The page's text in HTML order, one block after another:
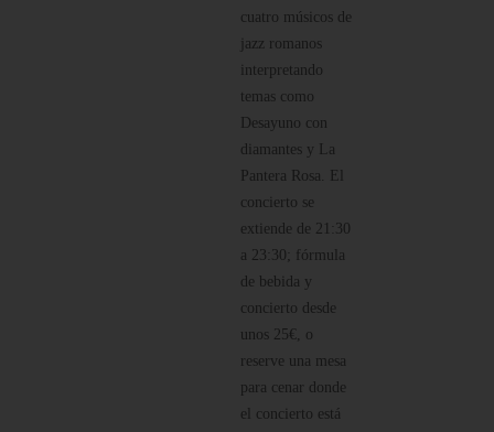
cuatro músicos de
jazz romanos
interpretando
temas como
Desayuno con
diamantes y La
Pantera Rosa. El
concierto se
extiende de 21:30
a 23:30; fórmula
de bebida y
concierto desde
unos 25€, o
reserve una mesa
para cenar donde
el concierto está